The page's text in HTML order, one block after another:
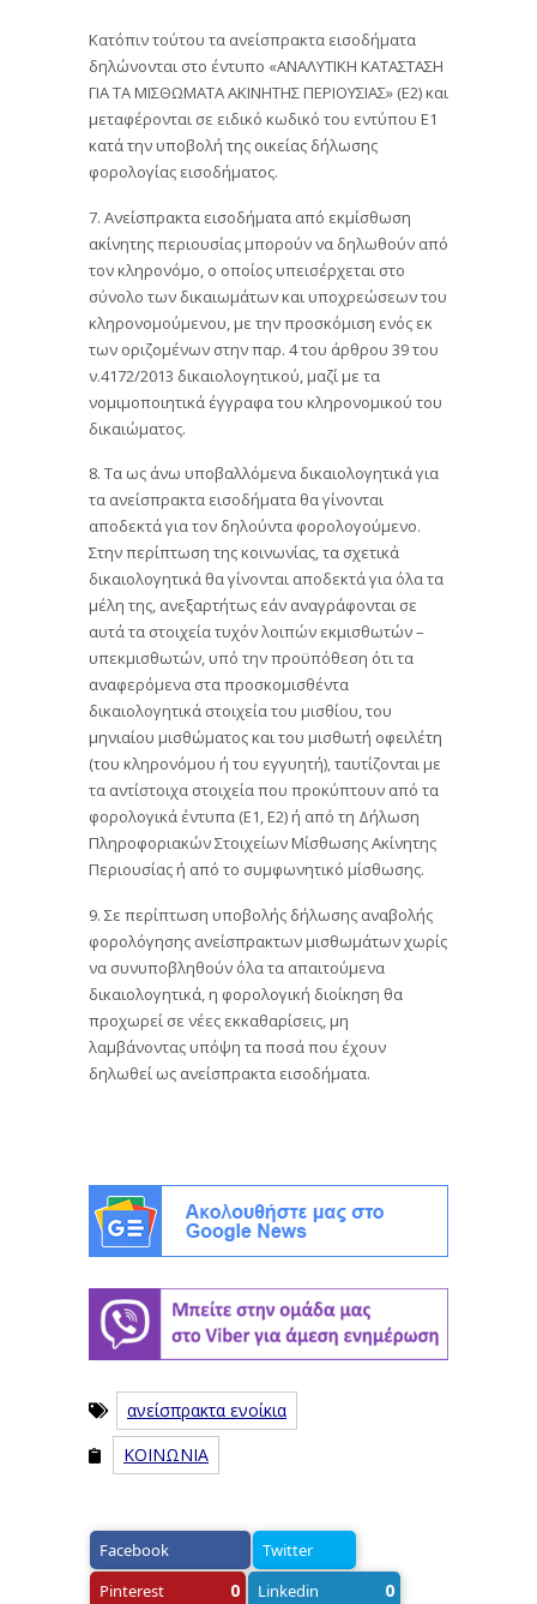
Κατόπιν τούτου τα ανείσπρακτα εισοδήματα
δηλώνονται στο έντυπο «ΑΝΑΛΥΤΙΚΗ ΚΑΤΑΣΤΑΣΗ
ΓΙΑ ΤΑ ΜΙΣΘΩΜΑΤΑ ΑΚΙΝΗΤΗΣ ΠΕΡΙΟΥΣΙΑΣ» (Ε2) και
μεταφέρονται σε ειδικό κωδικό του εντύπου Ε1
κατά την υποβολή της οικείας δήλωσης
φορολογίας εισοδήματος.
7. Ανείσπρακτα εισοδήματα από εκμίσθωση
ακίνητης περιουσίας μπορούν να δηλωθούν από
τον κληρονόμο, ο οποίος υπεισέρχεται στο
σύνολο των δικαιωμάτων και υποχρεώσεων του
κληρονομούμενου, με την προσκόμιση ενός εκ
των οριζομένων στην παρ. 4 του άρθρου 39 του
ν.4172/2013 δικαιολογητικού, μαζί με τα
νομιμοποιητικά έγγραφα του κληρονομικού του
δικαιώματος.
8. Τα ως άνω υποβαλλόμενα δικαιολογητικά για
τα ανείσπρακτα εισοδήματα θα γίνονται
αποδεκτά για τον δηλούντα φορολογούμενο.
Στην περίπτωση της κοινωνίας, τα σχετικά
δικαιολογητικά θα γίνονται αποδεκτά για όλα τα
μέλη της, ανεξαρτήτως εάν αναγράφονται σε
αυτά τα στοιχεία τυχόν λοιπών εκμισθωτών –
υπεκμισθωτών, υπό την προϋπόθεση ότι τα
αναφερόμενα στα προσκομισθέντα
δικαιολογητικά στοιχεία του μισθίου, του
μηνιαίου μισθώματος και του μισθωτή οφειλέτη
(του κληρονόμου ή του εγγυητή), ταυτίζονται με
τα αντίστοιχα στοιχεία που προκύπτουν από τα
φορολογικά έντυπα (Ε1, Ε2) ή από τη Δήλωση
Πληροφοριακών Στοιχείων Μίσθωσης Ακίνητης
Περιουσίας ή από το συμφωνητικό μίσθωσης.
9. Σε περίπτωση υποβολής δήλωσης αναβολής
φορολόγησης ανείσπρακτων μισθωμάτων χωρίς
να συνυποβληθούν όλα τα απαιτούμενα
δικαιολογητικά, η φορολογική διοίκηση θα
προχωρεί σε νέες εκκαθαρίσεις, μη
λαμβάνοντας υπόψη τα ποσά που έχουν
δηλωθεί ως ανείσπρακτα εισοδήματα.
ανείσπρακτα ενοίκια
ΚΟΙΝΩΝΙΑ
Facebook
Twitter
Pinterest
0 Linkedin 0